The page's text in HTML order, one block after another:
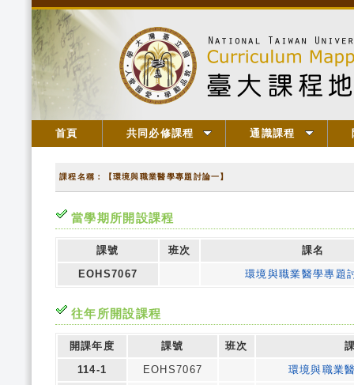
首頁 共同必修課程 通識課程
課程名稱：【環境與職業醫學專題討論一】
當學期所開設課程
課號 班次
課名
EOHS7067
環境與職業醫學專題
往年所開設課程
開課年度 課號 班次
114-1
EOHS7067
環境與職業